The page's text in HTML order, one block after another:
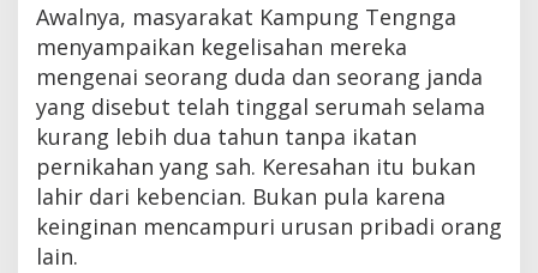
Awalnya, masyarakat Kampung Tengnga
menyampaikan kegelisahan mereka
mengenai seorang duda dan seorang janda
yang disebut telah tinggal serumah selama
kurang lebih dua tahun tanpa ikatan
pernikahan yang sah. Keresahan itu bukan
lahir dari kebencian. Bukan pula karena
keinginan mencampuri urusan pribadi orang
lain.